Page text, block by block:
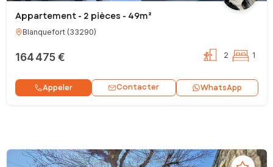
Appartement - 2 pièces - 49m²
Blanquefort(33290)
164 475 € 2 1
Appeler Contacter WhatsApp